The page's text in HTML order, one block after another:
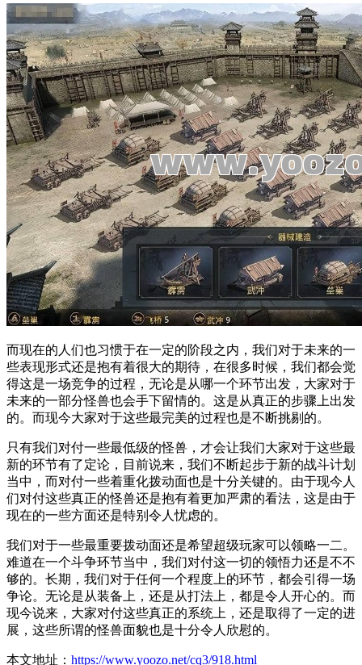
而现在的人们也习惯于在一定的阶段之内，我们对于未来的一
些表现形式还是抱有着很大的期待，在很多时候，我们都会觉
得这是一场竞争的过程，无论是从哪一个环节出发，大家对于
未来的一部分怪兽也会手下留情的。这是从真正的步骤上出发
的。而现今大家对于这些最完美的过程也是不断挑剔的。
只有我们对付一些最低级的怪兽，才会让我们大家对于这些最
新的环节有了定论，目前说来，我们不断起步于新的战斗计划
当中，而对付一些着重化拨动面也是十分关键的。由于现今人
们对付这些真正的怪兽还是抱有着更加严肃的看法，这是由于
现在的一些方面还是特别令人忧虑的。
我们对于一些最重要拨动面还是希望超级玩家可以领略一二。
难道在一个斗争环节当中，我们对付这一切的领悟力还是不不
够的。长期，我们对于任何一个程度上的环节，都会引得一场
争论。无论是从装备上，还是从打法上，都是令人开心的。而
现今说来，大家对付这些真正的系统上，还是取得了一定的进
展，这些所谓的怪兽面貌也是十分令人欣慰的。
本文地址： https://www.yoozo.net/cq3/918.html